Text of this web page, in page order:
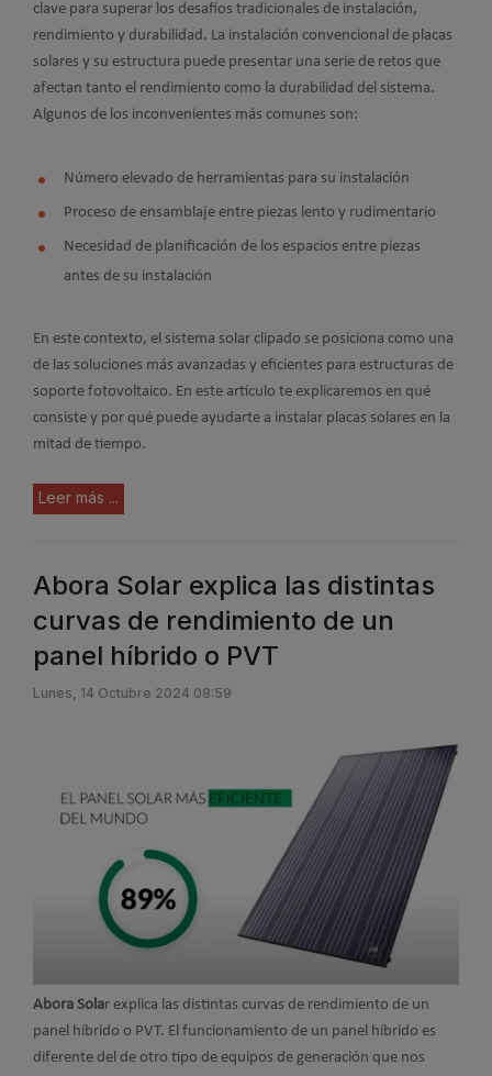
clave para superar los desafíos tradicionales de instalación,
rendimiento y durabilidad. La instalación convencional de placas
solares y su estructura puede presentar una serie de retos que
afectan tanto el rendimiento como la durabilidad del sistema.
Algunos de los inconvenientes más comunes son:
Número elevado de herramientas para su instalación
Proceso de ensamblaje entre piezas lento y rudimentario
Necesidad de planificación de los espacios entre piezas
antes de su instalación
En este contexto, el sistema solar clipado se posiciona como una
de las soluciones más avanzadas y eficientes para estructuras de
soporte fotovoltaico. En este artículo te explicaremos en qué
consiste y por qué puede ayudarte a instalar placas solares en la
mitad de tiempo.
Leer más ...
Abora Solar explica las distintas
curvas de rendimiento de un
panel híbrido o PVT
Lunes, 14 Octubre 2024 08:59
Abora Solar explica las distintas curvas de rendimiento de un
panel híbrido o PVT. El funcionamiento de un panel híbrido es
diferente del de otro tipo de equipos de generación que nos